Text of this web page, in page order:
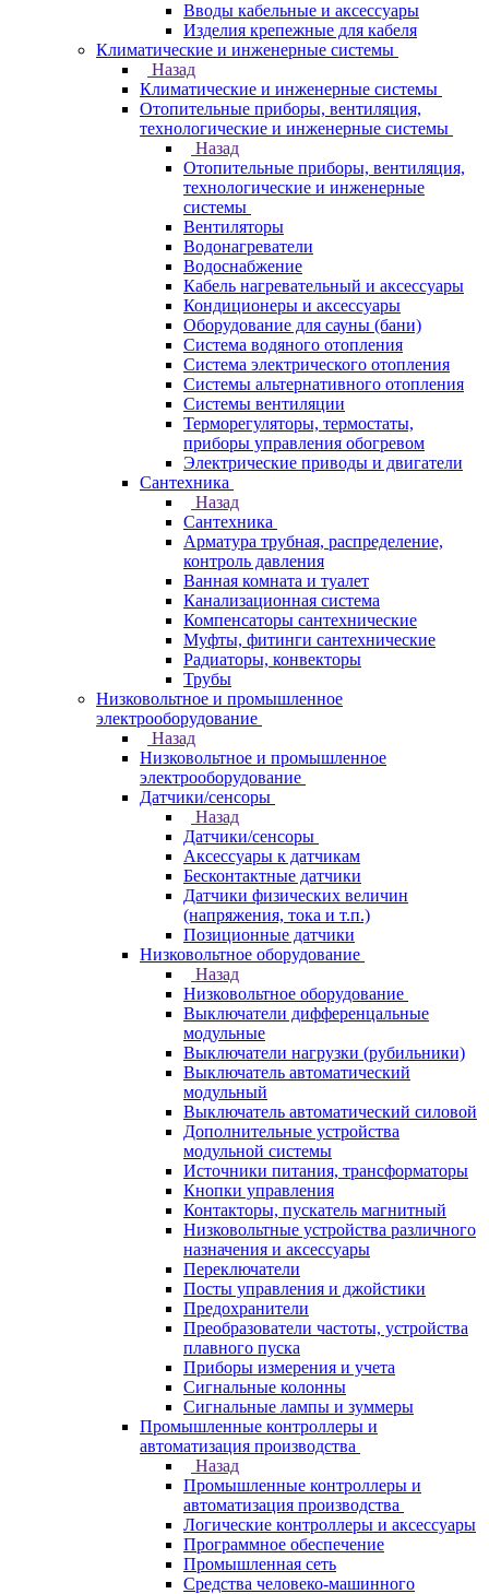
Вводы кабельные и аксессуары
Изделия крепежные для кабеля
Климатические и инженерные системы
Назад
Климатические и инженерные системы
Отопительные приборы, вентиляция,
технологические и инженерные системы
Назад
Отопительные приборы, вентиляция,
технологические и инженерные
системы
Вентиляторы
Водонагреватели
Водоснабжение
Кабель нагревательный и аксессуары
Кондиционеры и аксессуары
Оборудование для сауны (бани)
Система водяного отопления
Система электрического отопления
Системы альтернативного отопления
Системы вентиляции
Терморегуляторы, термостаты,
приборы управления обогревом
Электрические приводы и двигатели
Сантехника
Назад
Сантехника
Арматура трубная, распределение,
контроль давления
Ванная комната и туалет
Канализационная система
Компенсаторы сантехнические
Муфты, фитинги сантехнические
Радиаторы, конвекторы
Трубы
Низковольтное и промышленное
электрооборудование
Назад
Низковольтное и промышленное
электрооборудование
Датчики/сенсоры
Назад
Датчики/сенсоры
Аксессуары к датчикам
Бесконтактные датчики
Датчики физических величин
(напряжения, тока и т.п.)
Позиционные датчики
Низковольтное оборудование
Назад
Низковольтное оборудование
Выключатели дифференцальные
модульные
Выключатели нагрузки (рубильники)
Выключатель автоматический
модульный
Выключатель автоматический силовой
Дополнительные устройства
модульной системы
Источники питания, трансформаторы
Кнопки управления
Контакторы, пускатель магнитный
Низковольтные устройства различного
назначения и аксессуары
Переключатели
Посты управления и джойстики
Предохранители
Преобразователи частоты, устройства
плавного пуска
Приборы измерения и учета
Сигнальные колонны
Сигнальные лампы и зуммеры
Промышленные контроллеры и
автоматизация производства
Назад
Промышленные контроллеры и
автоматизация производства
Логические контроллеры и аксессуары
Программное обеспечение
Промышленная сеть
Средства человеко-машинного